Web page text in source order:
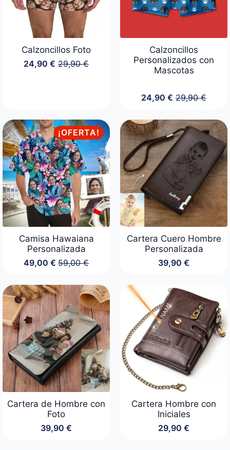
Calzoncillos Foto
29,90€
El
24,90€ El
Calzoncillos
Personalizados con
Mascotas
29,90€
El
original
era:
29,90 €.
24,90€ El
actual
es:
24,90 €.
¡OFERTA!
Camisa Hawaiana
Personalizada
59,00€
El
original
era:
59,00 €.
49,00 € El
actual
es:
49,00 €.
Cartera Cuero Hombre
Personalizada
39,90 €
Cartera de Hombre con
Foto
39,90 €
Cartera Hombre con
Iniciales
29,90 €